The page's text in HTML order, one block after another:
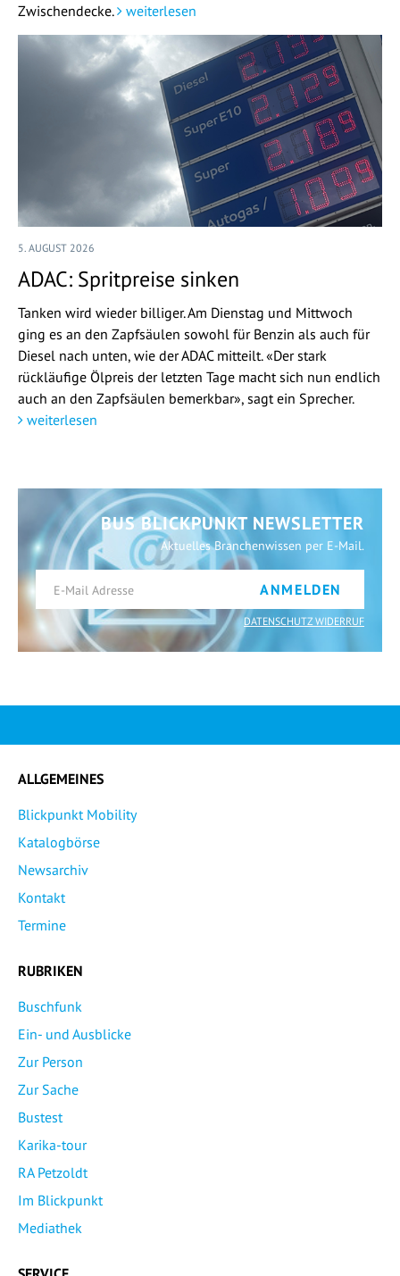
Zwischendecke.
weiterlesen
5. AUGUST 2026
ADAC: Spritpreise sinken
Tanken wird wieder billiger. Am Dienstag und Mittwoch
ging es an den Zapfsäulen sowohl für Benzin als auch für
Diesel nach unten, wie der ADAC mitteilt. «Der stark
rückläufige Ölpreis der letzten Tage macht sich nun endlich
auch an den Zapfsäulen bemerkbar», sagt ein Sprecher.
weiterlesen
BUS BLICKPUNKT NEWSLETTER
Aktuelles Branchenwissen per E-Mail.
ANMELDEN
DATENSCHUTZ WIDERRUF
ALLGEMEINES
Blickpunkt Mobility
Katalogbörse
Newsarchiv
Kontakt
Termine
RUBRIKEN
Buschfunk
Ein- und Ausblicke
Zur Person
Zur Sache
Bustest
Karika-tour
RA Petzoldt
Im Blickpunkt
Mediathek